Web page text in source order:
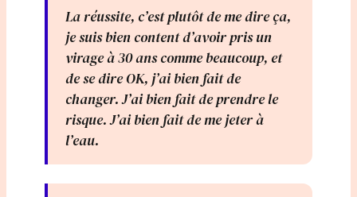
La réussite, c’est plutôt de me dire ça,
je suis bien content d’avoir pris un
virage à 30 ans comme beaucoup, et
de se dire OK, j’ai bien fait de
changer. J’ai bien fait de prendre le
risque. J’ai bien fait de me jeter à
l’eau.